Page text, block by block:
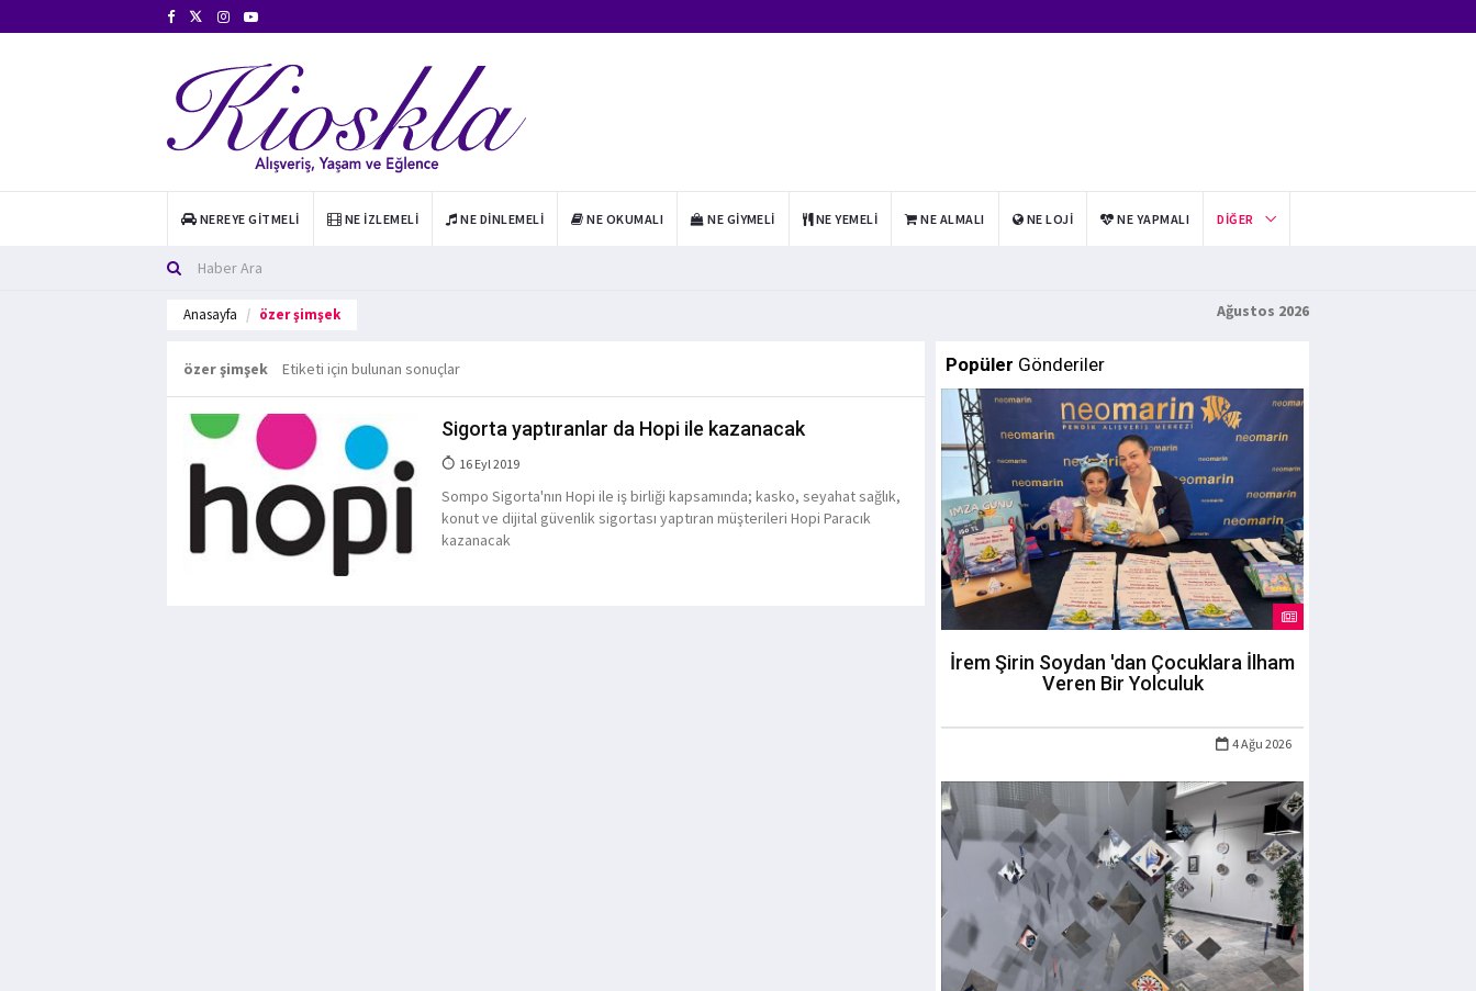
NEREYE GITMELI NE İZLEMELI NE DINLEMELI NE OKUMALI NE GIYMELI NE YEMELI NE ALMALI NE LOJI NE YAPMALI DIĞER
Anasayfa özer şimşek Ağustos 2026
özer şimşek Etiketi için bulunan sonuçlar
Sigorta yaptıranlar da Hopi ile kazanacak
16 Eyl 2019
Sompo Sigorta'nın Hopi ile iş birliği kapsamında; kasko, seyahat sağlık,
konut ve dijital güvenlik sigortası yaptıran müşterileri Hopi Paracık
kazanacak
Popüler Gönderiler
İrem Şirin Soydan 'dan Çocuklara İlham
Veren Bir Yolculuk
4 Ağu 2026